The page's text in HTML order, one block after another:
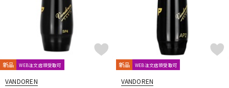
新品 WEB注文店頭受取可
VANDOREN
新品 WEB注文店頭受取可
VANDOREN